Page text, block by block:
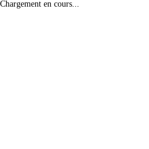
Chargement en cours...